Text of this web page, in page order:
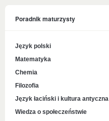
Poradnik maturzysty
Język polski
Matematyka
Chemia
Filozofia
Język łaciński i kultura antyczna
Wiedza o społeczeństwie